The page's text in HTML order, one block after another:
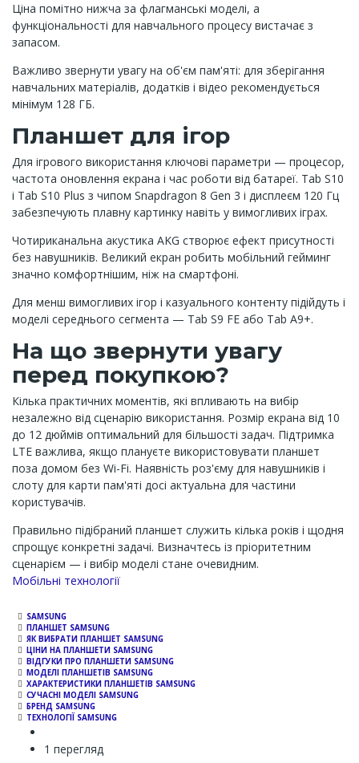
Ціна помітно нижча за флагманські моделі, а
функціональності для навчального процесу вистачає з
запасом.
Важливо звернути увагу на об'єм пам'яті: для зберігання
навчальних матеріалів, додатків і відео рекомендується
мінімум 128 ГБ.
Планшет для ігор
Для ігрового використання ключові параметри — процесор,
частота оновлення екрана і час роботи від батареї. Tab S10
і Tab S10 Plus з чипом Snapdragon 8 Gen 3 і дисплеєм 120 Гц
забезпечують плавну картинку навіть у вимогливих іграх.
Чотириканальна акустика AKG створює ефект присутності
без навушників. Великий екран робить мобільний гейминг
значно комфортнішим, ніж на смартфоні.
Для менш вимогливих ігор і казуального контенту підійдуть і
моделі середнього сегмента — Tab S9 FE або Tab A9+.
На що звернути увагу
перед покупкою?
Кілька практичних моментів, які впливають на вибір
незалежно від сценарію використання. Розмір екрана від 10
до 12 дюймів оптимальний для більшості задач. Підтримка
LTE важлива, якщо плануєте використовувати планшет
поза домом без Wi-Fi. Наявність роз'єму для навушників і
слоту для карти пам'яті досі актуальна для частини
користувачів.
Правильно підібраний планшет служить кілька років і щодня
спрощує конкретні задачі. Визначтесь із пріоритетним
сценарієм — і вибір моделі стане очевидним.
Channel
Мобільні технології
SAMSUNG
ПЛАНШЕТ SAMSUNG
ЯК ВИБРАТИ ПЛАНШЕТ SAMSUNG
ЦІНИ НА ПЛАНШЕТИ SAMSUNG
ВІДГУКИ ПРО ПЛАНШЕТИ SAMSUNG
МОДЕЛІ ПЛАНШЕТІВ SAMSUNG
ХАРАКТЕРИСТИКИ ПЛАНШЕТІВ SAMSUNG
СУЧАСНІ МОДЕЛІ SAMSUNG
БРЕНД SAMSUNG
ТЕХНОЛОГІЇ SAMSUNG
1 перегляд